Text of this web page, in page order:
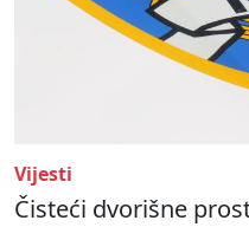
Vijesti
Čisteći dvorišne